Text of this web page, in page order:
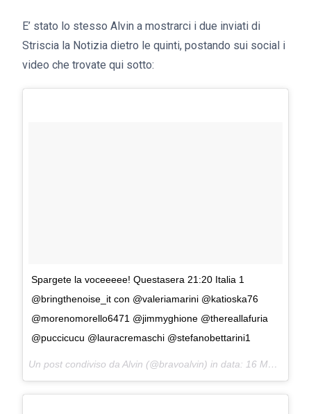
E’ stato lo stesso Alvin a mostrarci i due inviati di
Striscia la Notizia dietro le quinti, postando sui social i
video che trovate qui sotto:
Spargete la voceeeee! Questasera 21:20 Italia 1
@bringthenoise_it con @valeriamarini @katioska76
@morenomorello6471 @jimmyghione @thereallafuria
@puccicucu @lauracremaschi @stefanobettarini1
Un post condiviso da Alvin (@bravoalvin) in data: 16 Mag 2017 alle ore 00:14 PDT